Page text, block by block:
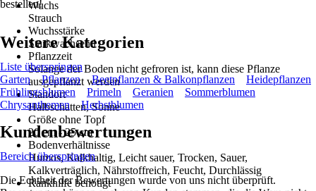
Wuchs
Strauch
Wuchsstärke
Starkwachsend
Pflanzzeit
Solange der Boden nicht gefroren ist, kann diese Pflanze
ausgepflanzt werden
Standort
Halbschatten, Sonne
Größe ohne Topf
20 cm - 25 cm
Bodenverhältnisse
Humos, Kalkhaltig, Leicht sauer, Trocken, Sauer,
Kalkverträglich, Nährstoffreich, Feucht, Durchlässig
Rankhilfe benötigt
bestellen!
Weitere Kategorien
Liste überspringen
Garten
Pflanzen Beetpflanzen & Balkonpflanzen
Heidepflanzen
Frühlingsblumen
Primeln Geranien
Sommerblumen
Chrysanthemen
Herbstblumen
Kundenbewertungen
Bereich überspringen
Die Echtheit der Bewertungen wurde von uns nicht überprüft.